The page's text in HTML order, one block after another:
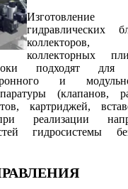
Изготовление
гидравлических
коллекторов,
коллекторных
подходят для
и
(клапанов,
картриджей,
при реализации
гидросистемы